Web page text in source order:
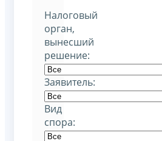
Налоговый
орган,
вынесший
решение:
Заявитель:
Вид
спора: